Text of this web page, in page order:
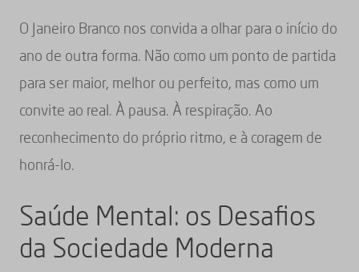
O Janeiro Branco nos convida a olhar para o início do
ano de outra forma. Não como um ponto de partida
para ser maior, melhor ou perfeito, mas como um
convite ao real. À pausa. À respiração. Ao
reconhecimento do próprio ritmo, e à coragem de
honrá-lo.
Saúde Mental: os Desafios
da Sociedade Moderna